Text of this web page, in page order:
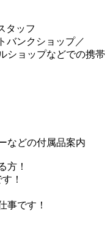
タッフ
バンクショップ／
ショップなどでの携帯
などの付属品案内
方！
！
事です！